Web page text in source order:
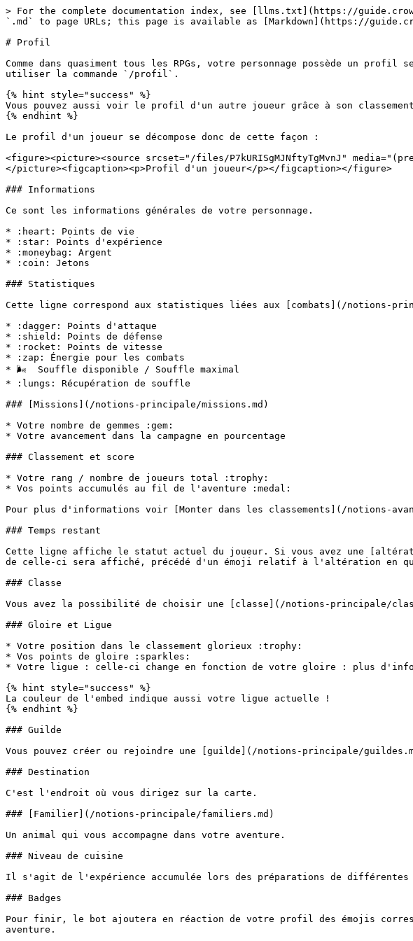
> For the complete documentation index, see [llms.txt](https://
`.md` to page URLs; this page is available as [Markdown](https://
# Profil
Comme dans quasiment tous les RPGs, votre personnage possède un
utiliser la commande `/profil`.
{% hint style="success" %}
Vous pouvez aussi voir le profil d'un autre joueur grâce à son
{% endhint %}
Le profil d'un joueur se décompose donc de cette façon :
<figure><picture><source srcset="/files/P7kURISgMJNftyTgMvnJ"
</picture><figcaption><p>Profil d'un joueur</p></figcaption></figure>
### Informations
Ce sont les informations générales de votre personnage.
* :heart: Points de vie
* :star: Points d'expérience
* :moneybag: Argent
* :coin: Jetons
### Statistiques
Cette ligne correspond aux statistiques liées aux [combats](/notions-
* :dagger: Points d'attaque
* :shield: Points de défense
* :rocket: Points de vitesse
* :zap: Énergie pour les combats
* 🌬  Souffle disponible / Souffle maximal
* :lungs: Récupération de souffle
### [Missions](/notions-principale/missions.md)
* Votre nombre de gemmes :gem:
* Votre avancement dans la campagne en pourcentage
### Classement et score
* Votre rang / nombre de joueurs total :trophy:
* Vos points accumulés au fil de l'aventure :medal:
Pour plus d'informations voir [Monter dans les classements](/notions-
### Temps restant
Cette ligne affiche le statut actuel du joueur. Si vous avez une
de celle-ci sera affiché, précédé d'un émoji relatif à l'altération en
### Classe
Vous avez la possibilité de choisir une [classe](/notions-principale/
### Gloire et Ligue
* Votre position dans le classement glorieux :trophy:
* Vos points de gloire :sparkles:
* Votre ligue : celle-ci change en fonction de votre gloire : plus
{% hint style="success" %}
La couleur de l'embed indique aussi votre ligue actuelle !
{% endhint %}
### Guilde
Vous pouvez créer ou rejoindre une [guilde](/notions-principale/
### Destination
C'est l'endroit où vous dirigez sur la carte.
### [Familier](/notions-principale/familiers.md)
Un animal qui vous accompagne dans votre aventure.
### Niveau de cuisine
Il s'agit de l'expérience accumulée lors des préparations de
### Badges
Pour finir, le bot ajoutera en réaction de votre profil des émojis
aventure.